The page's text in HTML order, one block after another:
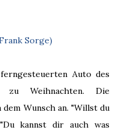
Sorge)
Auto des
Weihnachten. Die
Wunsch an. "Willst du
kannst dir auch was